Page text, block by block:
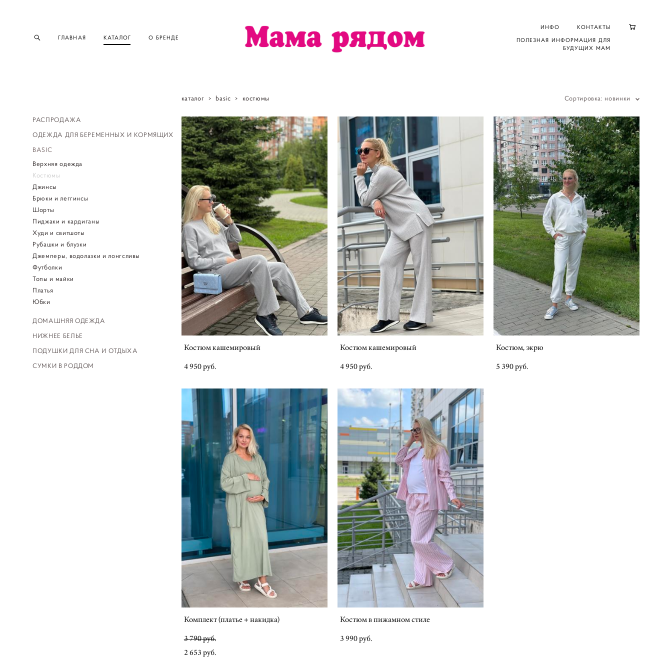
ГЛАВНАЯ КАТАЛОГ О БРЕНДЕ
ИНФО
КОНТАКТЫ
ПОЛЕЗНАЯ ИНФОРМАЦИЯ ДЛЯ
БУДУЩИХ МАМ
РАСПРОДАЖА
ОДЕЖДА ДЛЯ БЕРЕМЕННЫХ И КОРМЯЩИХ
BASIC
Верхняя одежда
Костюмы
Джинсы
Брюки и леггинсы
Шорты
Пиджаки и кардиганы
Худи и свитшоты
Рубашки и блузки
Джемперы, водолазки и лонгсливы
Футболки
Топы и майки
Платья
Юбки
ДОМАШНЯЯ ОДЕЖДА
НИЖНЕЕ БЕЛЬЕ
ПОДУШКИ ДЛЯ СНА И ОТДЫХА
СУМКИ В РОДДОМ
каталог > basic > костюмы Сортировка: новинки
Костюм кашемировый
4 950 pуб.
Костюм кашемировый
4 950 pуб.
Костюм, экрю
5 390 pуб.
Комплект (платье + накидка)
3 790 pуб.
2 653 pуб.
Костюм в пижамном стиле
3 990 pуб.